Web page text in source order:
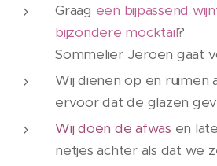
Graag een bijpassend
bijzondere mocktail?
Sommelier Jeroen gaat
Wij dienen op en ruimen
ervoor dat de glazen
Wij doen de afwas en
netjes achter als dat we